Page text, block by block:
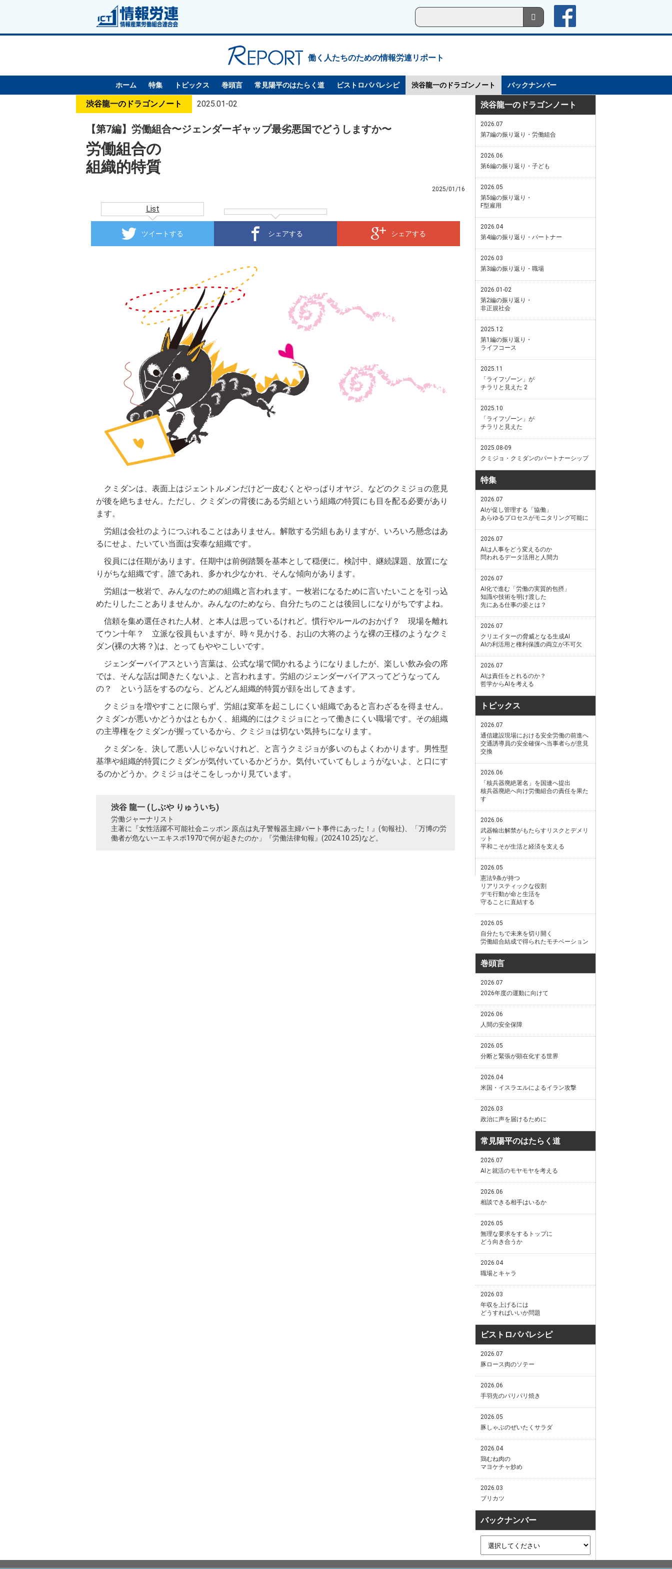
働く人たちのための情報労連リポート
ホーム 特集 トピックス 巻頭言 常見陽平のはたらく道 ビストロパパレシピ 渋谷龍一のドラゴンノート バックナンバー
渋谷龍一のドラゴンノート 2025.01-02
【第7編】労働組合〜ジェンダーギャップ最劣悪国でどうしますか〜
労働組合の
組織的特質
2025/01/16
List
ツイートする シェアする シェアする
クミダンは、表面上はジェントルメンだけど一皮むくとやっぱりオヤジ、などのクミジョの意見
が後を絶ちません。ただし、クミダンの背後にある労組という組織の特質にも目を配る必要があり
ます。
労組は会社のようにつぶれることはありません。解散する労組もありますが、いろいろ懸念はあ
るにせよ、たいてい当面は安泰な組織です。
役員には任期があります。任期中は前例踏襲を基本として穏便に。検討中、継続課題、放置にな
りがちな組織です。誰であれ、多かれ少なかれ、そんな傾向があります。
労組は一枚岩で、みんなのための組織と言われます。一枚岩になるために言いたいことを引っ込
めたりしたことありませんか。みんなのためなら、自分たちのことは後回しになりがちですよね。
信頼を集め選任された人材、と本人は思っているけれど。慣行やルールのおかげ？ 現場を離れ
てウン十年？ 立派な役員もいますが、時々見かける、お山の大将のような裸の王様のようなクミ
ダン(裸の大将？)は、とってもややこしいです。
ジェンダーバイアスという言葉は、公式な場で聞かれるようになりましたが、楽しい飲み会の席
では、そんな話は聞きたくないよ、と言われます。労組のジェンダーバイアスってどうなってん
の？ という話をするのなら、どんどん組織的特質が顔を出してきます。
クミジョを増やすことに限らず、労組は変革を起こしにくい組織であると言わざるを得ません。
クミダンが悪いかどうかはともかく、組織的にはクミジョにとって働きにくい職場です。その組織
の主導権をクミダンが握っているから、クミジョは切ない気持ちになります。
クミダンを、決して悪い人じゃないけれど、と言うクミジョが多いのもよくわかります。男性型
基準や組織的特質にクミダンが気付いているかどうか。気付いていてもしょうがないよ、と口にす
るのかどうか。クミジョはそこをしっかり見ています。
渋谷 龍一 (しぶや りゅういち)
労働ジャーナリスト
主著に『女性活躍不可能社会ニッポン 原点は丸子警報器主婦パート事件にあった！』(旬報社)、「万博の労
働者が危ない—エキスポ1970で何が起きたのか」『労働法律旬報』(2024.10.25)など。
渋谷龍一のドラゴンノート
2026.07
第7編の振り返り・労働組合
2026.06
第6編の振り返り・子ども
2026.05
第5編の振り返り・
F型雇用
2026.04
第4編の振り返り・パートナー
2026.03
第3編の振り返り・職場
2026.01-02
第2編の振り返り・
非正規社会
2025.12
第1編の振り返り・
ライフコース
2025.11
「ライフゾーン」が
チラリと見えた 2
2025.10
「ライフゾーン」が
チラリと見えた
2025.08-09
クミジョ・クミダンのパートナーシップ
特集
2026.07
AIが促し管理する「協働」
あらゆるプロセスがモニタリング可能に
2026.07
AIは人事をどう変えるのか
問われるデータ活用と人間力
2026.07
AI化で進む「労働の実質的包摂」
知識や技術を明け渡した
先にある仕事の姿とは？
2026.07
クリエイターの脅威となる生成AI
AIの利活用と権利保護の両立が不可欠
2026.07
AIは責任をとれるのか？
哲学からAIを考える
トピックス
2026.07
通信建設現場における安全労働の前進へ
交通誘導員の安全確保へ当事者らが意見
交換
2026.06
「核兵器廃絶署名」を国連へ提出
核兵器廃絶へ向け労働組合の責任を果た
す
2026.06
武器輸出解禁がもたらすリスクとデメリ
ット
平和こそが生活と経済を支える
2026.05
憲法9条が持つ
リアリスティックな役割
デモ行動が命と生活を
守ることに直結する
2026.05
自分たちで未来を切り開く
労働組合結成で得られたモチベーション
巻頭言
2026.07
2026年度の運動に向けて
2026.06
人間の安全保障
2026.05
分断と緊張が顕在化する世界
2026.04
米国・イスラエルによるイラン攻撃
2026.03
政治に声を届けるために
常見陽平のはたらく道
2026.07
AIと就活のモヤモヤを考える
2026.06
相談できる相手はいるか
2026.05
無理な要求をするトップに
どう向き合うか
2026.04
職場とキャラ
2026.03
年収を上げるには
どうすればいいか問題
ビストロパパレシピ
2026.07
豚ロース肉のソテー
2026.06
手羽先のパリパリ焼き
2026.05
豚しゃぶのぜいたくサラダ
2026.04
鶏むね肉の
マヨケチャ炒め
2026.03
ブリカツ
バックナンバー